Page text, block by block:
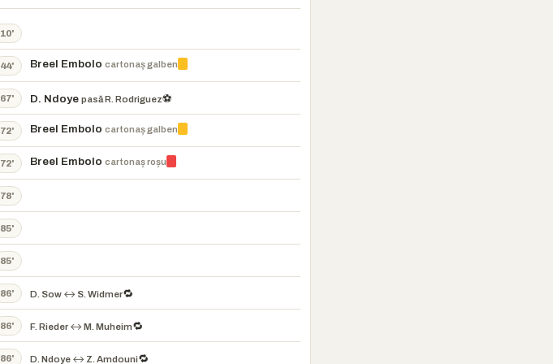
10'
44' Breel Embolo cartonaș galben
67' ⚽
D. Ndoye pasă R. Rodriguez
72' Breel Embolo cartonaș galben
72' Breel Embolo cartonaș roșu
78'
85'
85'
86' 🔁
D. Sow ↔ S. Widmer
86' 🔁
F. Rieder ↔ M. Muheim
86' 🔁
D. Ndoye ↔ Z. Amdouni